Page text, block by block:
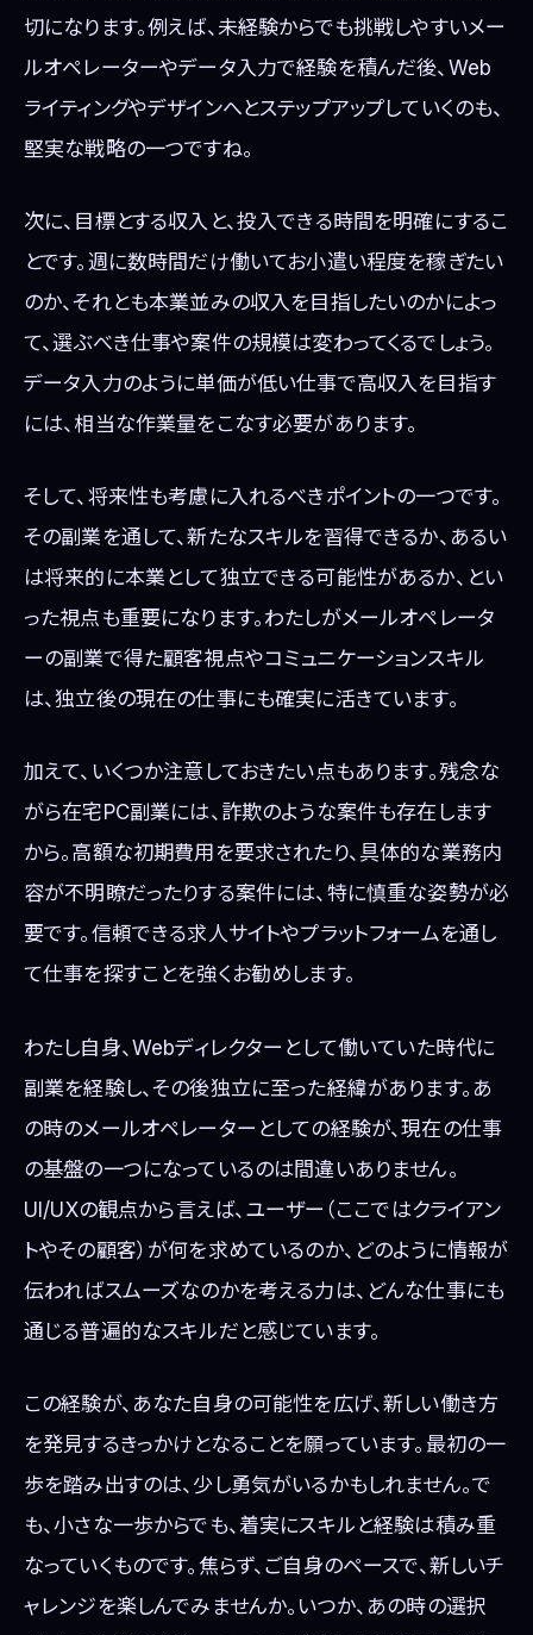
切になります。例えば、未経験からでも挑戦しやすいメー
ルオペレーターやデータ入力で経験を積んだ後、Web
ライティングやデザインへとステップアップしていくのも、
堅実な戦略の一つですね。
次に、目標とする収入と、投入できる時間を明確にするこ
とです。週に数時間だけ働いてお小遣い程度を稼ぎたい
のか、それとも本業並みの収入を目指したいのかによっ
て、選ぶべき仕事や案件の規模は変わってくるでしょう。
データ入力のように単価が低い仕事で高収入を目指す
には、相当な作業量をこなす必要があります。
そして、将来性も考慮に入れるべきポイントの一つです。
その副業を通して、新たなスキルを習得できるか、あるい
は将来的に本業として独立できる可能性があるか、とい
った視点も重要になります。わたしがメールオペレータ
ーの副業で得た顧客視点やコミュニケーションスキル
は、独立後の現在の仕事にも確実に活きています。
加えて、いくつか注意しておきたい点もあります。残念な
がら在宅PC副業には、詐欺のような案件も存在します
から。高額な初期費用を要求されたり、具体的な業務内
容が不明瞭だったりする案件には、特に慎重な姿勢が必
要です。信頼できる求人サイトやプラットフォームを通し
て仕事を探すことを強くお勧めします。
わたし自身、Webディレクターとして働いていた時代に
副業を経験し、その後独立に至った経緯があります。あ
の時のメールオペレーターとしての経験が、現在の仕事
の基盤の一つになっているのは間違いありません。
UI/UXの観点から言えば、ユーザー（ここではクライアン
トやその顧客）が何を求めているのか、どのように情報が
伝わればスムーズなのかを考える力は、どんな仕事にも
通じる普遍的なスキルだと感じています。
この経験が、あなた自身の可能性を広げ、新しい働き方
を発見するきっかけとなることを願っています。最初の一
歩を踏み出すのは、少し勇気がいるかもしれません。で
も、小さな一歩からでも、着実にスキルと経験は積み重
なっていくものです。焦らず、ご自身のペースで、新しいチ
ャレンジを楽しんでみませんか。いつか、あの時の選択